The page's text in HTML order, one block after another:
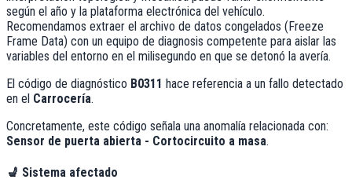
según el año y la plataforma electrónica del vehículo.
Recomendamos extraer el archivo de datos congelados (Freeze
Frame Data) con un equipo de diagnosis competente para aislar las
variables del entorno en el milisegundo en que se detonó la avería.
El código de diagnóstico B0311 hace referencia a un fallo detectado
en el Carrocería.
Concretamente, este código señala una anomalía relacionada con:
Sensor de puerta abierta - Cortocircuito a masa.
💺 Sistema afectado